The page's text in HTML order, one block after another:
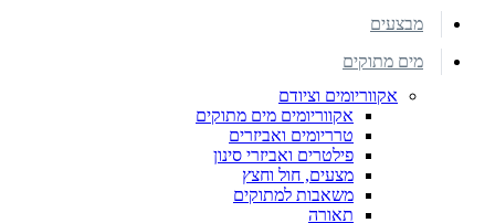
מבצעים
מים מתוקים
אקווריומים וציודם
אקווריומים מים מתוקים
טרריומים ואביזרים
פילטרים ואביזרי סינון
מצעים, חול וחצץ
משאבות למתוקים
תאורה